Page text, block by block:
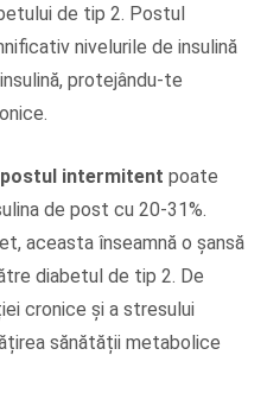
de tip 2. Postul
nivelurile de insulină
protejându-te
postul intermitent poate
de post cu 20-31%.
aceasta înseamnă o șansă
diabetul de tip 2. De
cronice și a stresului
sănătății metabolice